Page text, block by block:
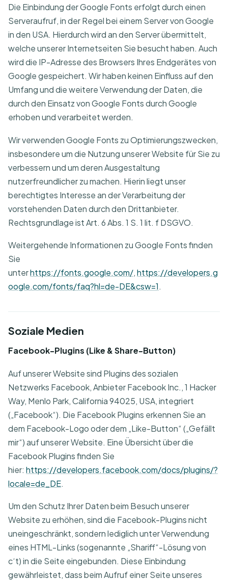
Die Einbindung der Google Fonts erfolgt durch einen
Serveraufruf, in der Regel bei einem Server von Google
in den USA. Hierdurch wird an den Server übermittelt,
welche unserer Internetseiten Sie besucht haben. Auch
wird die IP-Adresse des Browsers Ihres Endgerätes von
Google gespeichert. Wir haben keinen Einfluss auf den
Umfang und die weitere Verwendung der Daten, die
durch den Einsatz von Google Fonts durch Google
erhoben und verarbeitet werden.
Wir verwenden Google Fonts zu Optimierungszwecken,
insbesondere um die Nutzung unserer Website für Sie zu
verbessern und um deren Ausgestaltung
nutzerfreundlicher zu machen. Hierin liegt unser
berechtigtes Interesse an der Verarbeitung der
vorstehenden Daten durch den Drittanbieter.
Rechtsgrundlage ist Art. 6 Abs. 1 S. 1 lit. f DSGVO.
Weitergehende Informationen zu Google Fonts finden
Sie
unterhttps://fonts.google.com/,https://developers.g
oogle.com/fonts/faq?hl=de-DE&csw=1.
Soziale Medien
Facebook-Plugins (Like & Share-Button)
Auf unserer Website sind Plugins des sozialen
Netzwerks Facebook, Anbieter Facebook Inc., 1 Hacker
Way, Menlo Park, California 94025, USA, integriert
(„Facebook“). Die Facebook Plugins erkennen Sie an
dem Facebook-Logo oder dem „Like-Button“ („Gefällt
mir“) auf unserer Website. Eine Übersicht über die
Facebook Plugins finden Sie
hier: https://developers.facebook.com/docs/plugins/?
locale=de_DE.
Um den Schutz Ihrer Daten beim Besuch unserer
Website zu erhöhen, sind die Facebook-Plugins nicht
uneingeschränkt, sondern lediglich unter Verwendung
eines HTML-Links (sogenannte „Shariff“-Lösung von
c‘t) in die Seite eingebunden. Diese Einbindung
gewährleistet, dass beim Aufruf einer Seite unseres